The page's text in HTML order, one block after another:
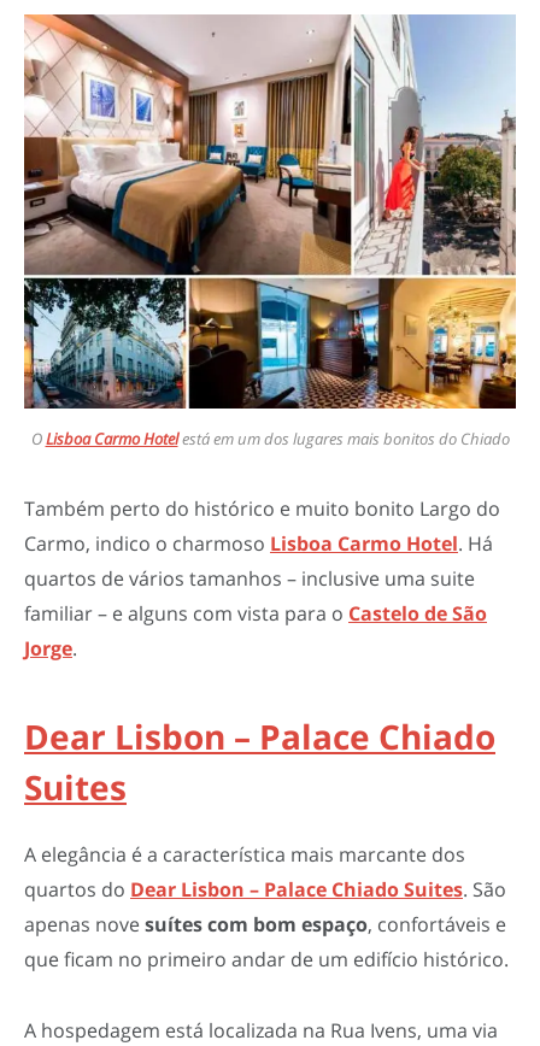
OLisboa Carmo Hotelestá em um dos lugares mais bonitos do Chiado
Também perto do histórico e muito bonito Largo do
Carmo, indico o charmoso Lisboa Carmo Hotel. Há
quartos de vários tamanhos – inclusive uma suite
familiar – e alguns com vista para o Castelo de São
Jorge.
Dear Lisbon – Palace Chiado
Suites
A elegância é a característica mais marcante dos
quartos do Dear Lisbon – Palace Chiado Suites. São
apenas novesuítes com bom espaço, confortáveis e
que ficam no primeiro andar de um edifício histórico.
A hospedagem está localizada na Rua Ivens, uma via